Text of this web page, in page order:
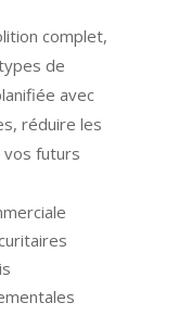
complet,
de
avec
réduire les
futurs